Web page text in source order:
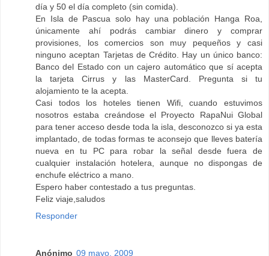
día y 50 el día completo (sin comida).
En Isla de Pascua solo hay una población Hanga Roa,
únicamente ahí podrás cambiar dinero y comprar
provisiones, los comercios son muy pequeños y casi
ninguno aceptan Tarjetas de Crédito. Hay un único banco:
Banco del Estado con un cajero automático que sí acepta
la tarjeta Cirrus y las MasterCard. Pregunta si tu
alojamiento te la acepta.
Casi todos los hoteles tienen Wifi, cuando estuvimos
nosotros estaba creándose el Proyecto RapaNui Global
para tener acceso desde toda la isla, desconozco si ya esta
implantado, de todas formas te aconsejo que lleves batería
nueva en tu PC para robar la señal desde fuera de
cualquier instalación hotelera, aunque no dispongas de
enchufe eléctrico a mano.
Espero haber contestado a tus preguntas.
Feliz viaje,saludos
Responder
Anónimo 09 mayo, 2009